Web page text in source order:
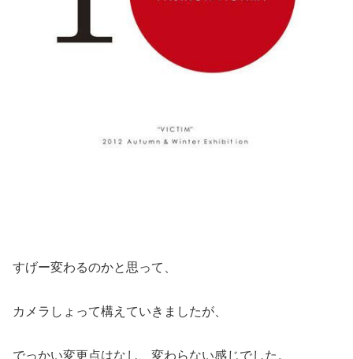
すげー変わるのかと思って、
カメラしょって構えていきましたが、
でっかい変更点はなし、変わらない感じでした。